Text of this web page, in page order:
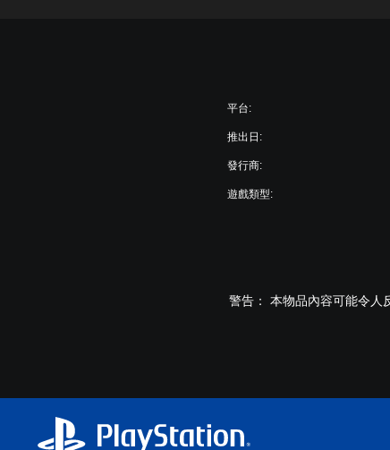
平台:
推出日:
發行商:
遊戲類型:
警告： 本物品內容可能令人